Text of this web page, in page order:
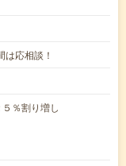
応相談！
％割り増し